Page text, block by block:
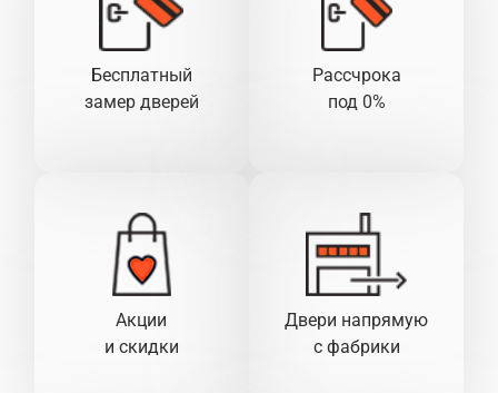
Бесплатный
замер дверей
Акции
и скидки
Рассчрока
под 0%
Двери напрямую
с фабрики